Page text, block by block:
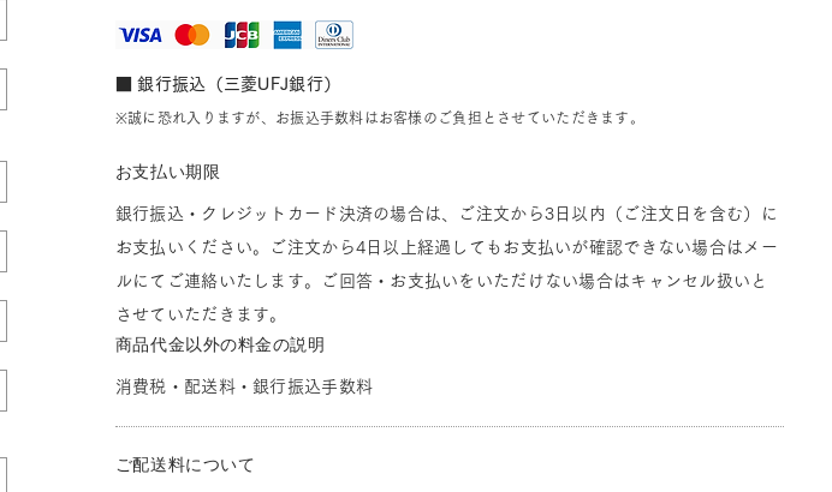
■ 銀行振込（三菱UFJ銀行）
※誠に恐れ入りますが、お振込手数料はお客様のご負担とさせていただきます。
お支払い期限
銀行振込・クレジットカード決済の場合は、ご注文から3日以内（ご注文日を含む）に
お支払いください。ご注文から4日以上経過してもお支払いが確認できない場合はメー
ルにてご連絡いたします。ご回答・お支払いをいただけない場合はキャンセル扱いと
させていただきます。
商品代金以外の料金の説明
消費税・配送料・銀行振込手数料
ご配送料について